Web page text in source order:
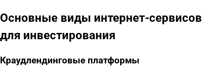
Основные виды интернет-сервисов
для инвестирования
Краудлендинговые платформы